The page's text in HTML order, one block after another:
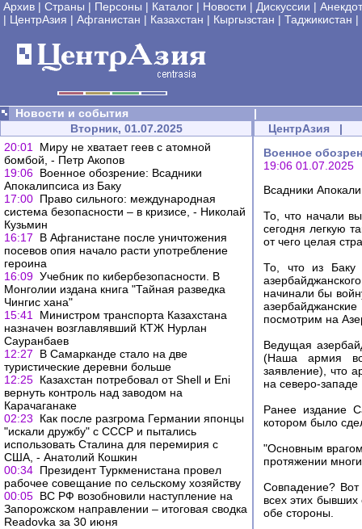
Архив | Страны | Персоны | Каталог | Новости | Дискуссии |
| ЦентрАзия | Афганистан | Казахстан | Кыргызстан | Таджикистан |
Новости и события
|
Вторник, 01.07.2025
20:01
Миру не хватает геев с атомной
бомбой, - Петр Акопов
19:06 Военное обозрение: Всадники
Апокалипсиса из Баку
17:00 Право сильного: международная
система безопасности – в кризисе, - Николай
Кузьмин
16:17
В Афганистане после уничтожения
посевов опия начало расти употребление
героина
16:09 Учебник по кибербезопасности. В
Монголии издана книга "Тайная разведка
Чингис хана"
15:41
Министром транспорта Казахстана
назначен возглавлявший КТЖ Нурлан
Сауранбаев
12:27
В Самарканде стало на две
туристические деревни больше
12:25 Казахстан потребовал от Shell и Eni
вернуть контроль над заводом на
Карачаганаке
02:23
Как после разгрома Германии японцы
"искали дружбу" с СССР и пытались
использовать Сталина для перемирия с
США, - Анатолий Кошкин
00:34 Президент Туркменистана провел
рабочее совещание по сельскому хозяйству
00:05 ВС РФ возобновили наступление на
Запорожском направлении – итоговая сводка
Readovka за 30 июня
ЦентрАзия |
Военное
19:06 01.07.2025
Всадники
То, что начали
сегодня легкую
от чего целая
То, что из Баку
начинали бы
посмотрим на
Ведущая
(Наша армия
заявление), что
на северо-
Ранее издание
котором было
"Основным
протяжении
Совпадение?
всех этих бывших
обе стороны.